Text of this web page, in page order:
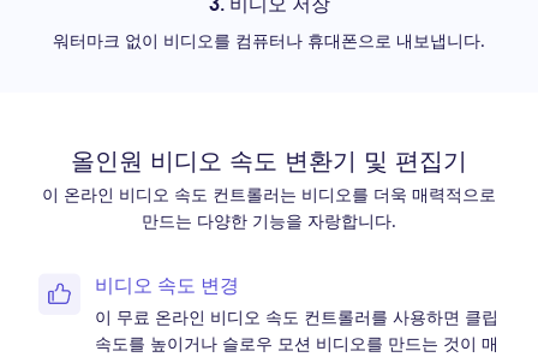
워터마크 없이 비디오를 컴퓨터나 휴대폰으로 내보냅니다.
올인원 비디오 속도 변환기 및 편집기
이 온라인 비디오 속도 컨트롤러는 비디오를 더욱 매력적으로
만드는 다양한 기능을 자랑합니다.
비디오 속도 변경
이 무료 온라인 비디오 속도 컨트롤러를 사용하면 클립
속도를 높이거나 슬로우 모션 비디오를 만드는 것이 매